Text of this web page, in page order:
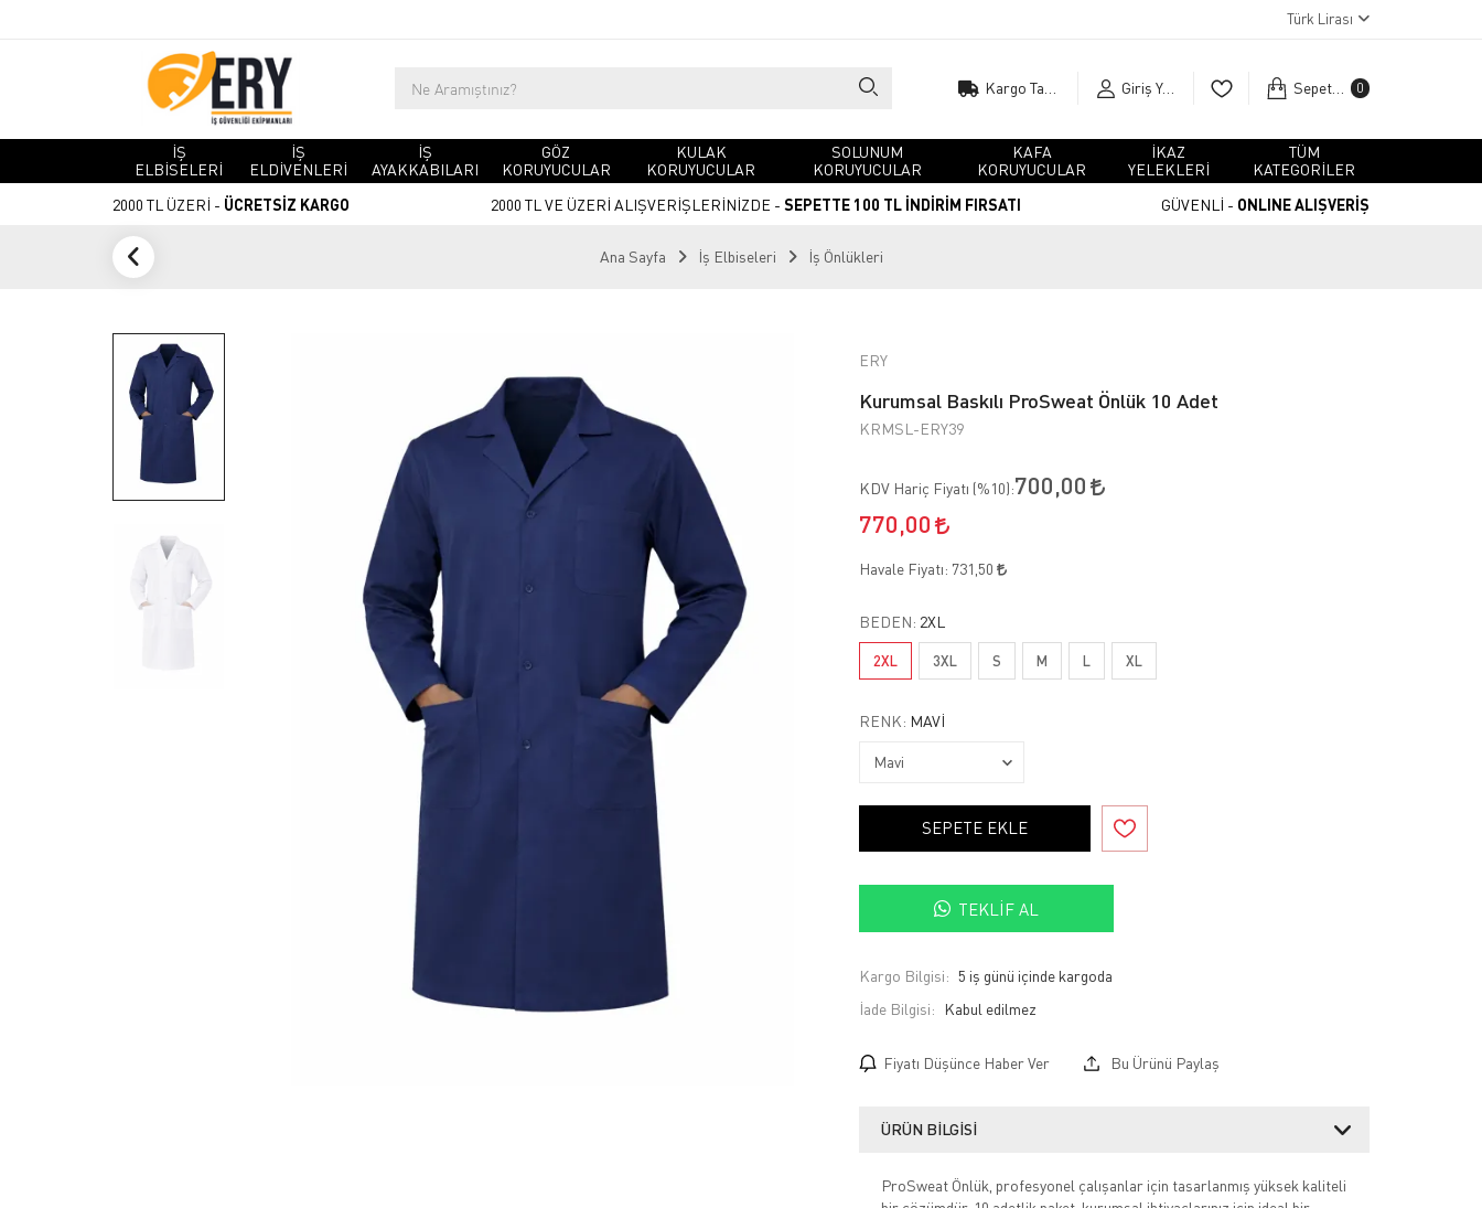
Türk Lirası
Giriş Yap Sepetim 0
İŞ
ELBİSELERİ
İŞ
ELDİVENLERİ
İŞ
AYAKKABILARI
GÖZ
KORUYUCULAR
KULAK
KORUYUCULAR
SOLUNUM
KORUYUCULAR
KAFA
KORUYUCULAR
İKAZ
YELEKLERİ
TÜM
KATEGORİLER
2000 TL ÜZERİ - ÜCRETSİZ KARGO 2000 TL VE ÜZERİ ALIŞVERİŞLERİNİZDE - SEPETTE 100 TL İNDİRİM FIRSATI GÜVENLİ - ONLINE ALIŞVERİŞ
Ana Sayfa İş Elbiseleri İş Önlükleri
ERY
Kurumsal Baskılı ProSweat Önlük 10 Adet
KRMSL-ERY39
KDV Hariç Fiyatı (%10):700,00
770,00
Havale Fiyatı: 731,50
BEDEN: 2XL
2XL 3XL S M L XL
RENK: MAVI
SEPETE EKLE
TEKLIF AL
Kargo Bilgisi: 5 iş günü içinde kargoda
İade Bilgisi:
Fiyatı Düşünce Haber Ver Bu Ürünü Paylaş
ÜRÜN BILGISI
ProSweat Önlük, profesyonel çalışanlar için tasarlanmış yüksek kaliteli